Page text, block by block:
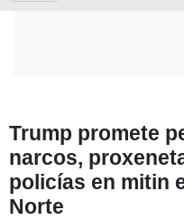
Trump promete
narcos,
policías en mitin
Norte